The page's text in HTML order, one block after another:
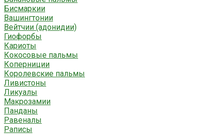
Бисмаркии
Вашингтонии
Вейтчии (адонидии)
Гиофорбы
Кариоты
Кокосовые пальмы
Коперниции
Королевские пальмы
Ливистоны
Ликуалы
Макрозамии
Панданы
Равеналы
Раписы